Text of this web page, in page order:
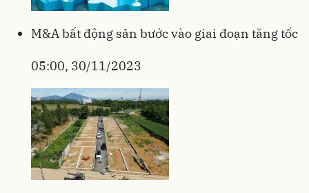
M&A bất động sản bước vào giai đoạn tăng tốc
05:00, 30/11/2023